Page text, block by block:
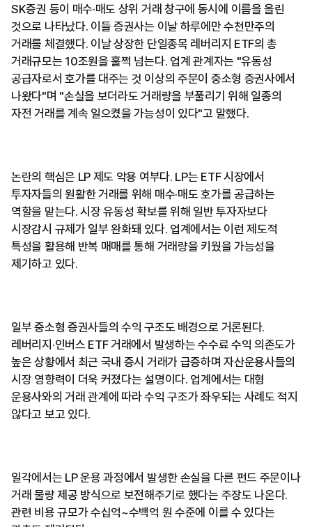
SK증권 등이 매수·매도 상위 거래 창구에 동시에 이름을 올린
것으로 나타났다. 이들 증권사는 이날 하루에만 수천만주의
거래를 체결했다. 이날 상장한 단일종목 레버리지 ETF의 총
거래규모는 10조원을 훌쩍 넘는다. 업계 관계자는 "유동성
공급자로서 호가를 대주는 것 이상의 주문이 중소형 증권사에서
나왔다"며 "손실을 보더라도 거래량을 부풀리기 위해 일종의
자전 거래를 계속 일으켰을 가능성이 있다"고 말했다.
논란의 핵심은 LP 제도 악용 여부다. LP는 ETF 시장에서
투자자들의 원활한 거래를 위해 매수·매도 호가를 공급하는
역할을 맡는다. 시장 유동성 확보를 위해 일반 투자자보다
시장감시 규제가 일부 완화돼 있다. 업계에서는 이런 제도적
특성을 활용해 반복 매매를 통해 거래량을 키웠을 가능성을
제기하고 있다.
일부 중소형 증권사들의 수익 구조도 배경으로 거론된다.
레버리지·인버스 ETF 거래에서 발생하는 수수료 수익 의존도가
높은 상황에서 최근 국내 증시 거래가 급증하며 자산운용사들의
시장 영향력이 더욱 커졌다는 설명이다. 업계에서는 대형
운용사와의 거래 관계에 따라 수익 구조가 좌우되는 사례도 적지
않다고 보고 있다.
일각에서는 LP 운용 과정에서 발생한 손실을 다른 펀드 주문이나
거래 물량 제공 방식으로 보전해주기로 했다는 주장도 나온다.
관련 비용 규모가 수십억~수백억 원 수준에 이를 수 있다는